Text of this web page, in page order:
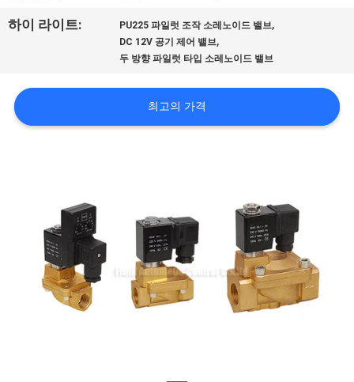
공
여
행
하이 라이트: PU225 파일럿 조작 소레노이드 밸브,
DC 12V 공기 제어 밸브,
두 방향 파일럿 타입 소레노이드 밸브
최고의 가격